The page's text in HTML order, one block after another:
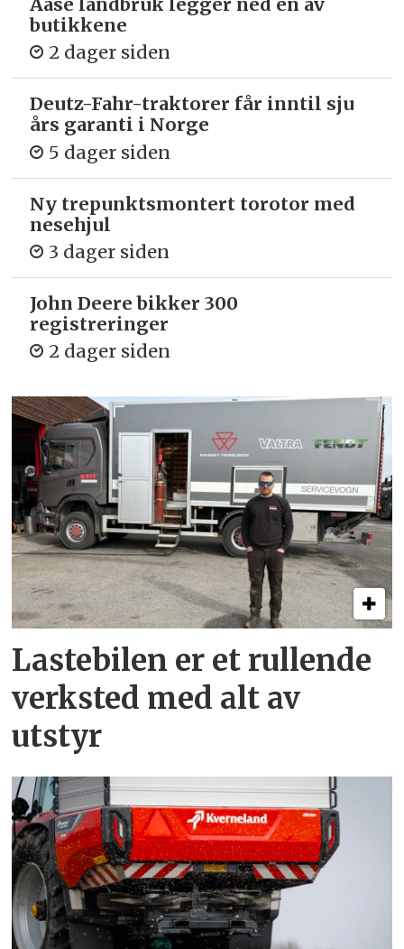
butikkene
2 dager siden
Deutz-Fahr-traktorer får inntil sju
års garanti i Norge
5 dager siden
Ny trepunkts­montert torotor med
nesehjul
3 dager siden
John Deere bikker 300
registreringer
2 dager siden
Lastebilen er et rullende
verksted med alt av
utstyr